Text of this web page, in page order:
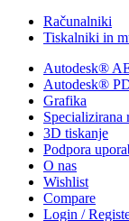
Računalniki
Tiskalniki in
Autodesk®
Autodesk®
Grafika
Specializirana
3D tiskanje
Podpora
O nas
Wishlist
Compare
Login /